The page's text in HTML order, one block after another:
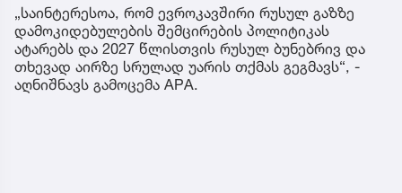
„საინტერესოა, რომ ევროკავშირი რუსულ გაზზე
დამოკიდებულების შემცირების პოლიტიკას
ატარებს და 2027 წლისთვის რუსულ ბუნებრივ და
თხევად აირზე სრულად უარის თქმას გეგმავს“, -
აღნიშნავს გამოცემა APA.